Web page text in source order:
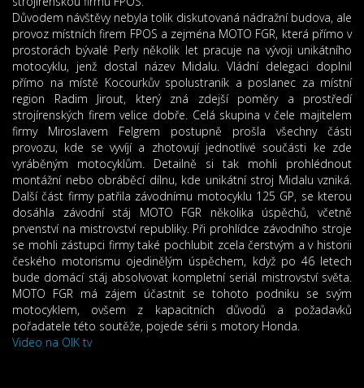
Důvodem návštěvy nebyla tolik diskutovaná nádražní budova, ale
provoz místních firem FPOS a zejména MOTO FGR, která přímo v
prostorách bývalé Perly několik let pracuje na vývoji unikátního
motocyklu, jenž dostal název Midalu. Vládní delegaci doplnil
přímo na místě Kocourkův spolustraník a poslanec za místní
region Radim Jirout, který zná zdejší poměry a prostředí
strojírenských firem velice dobře. Celá skupina v čele majitelem
firmy Miroslavem Felgrem postupně prošla všechny části
provozu, kde se vyvíjí a zhotovují jednotlivé součásti ke zde
vyráběným motocyklům. Detailně si tak mohli prohlédnout
montážní nebo obráběcí dílnu, kde unikátní stroj Midalu vzniká.
Další část firmy patřila závodnímu motocyklu 125 GP, se kterou
dosáhla závodní stáj MOTO FGR několika úspěchů, včetně
prvenství na mistrovství republiky. Při prohlídce závodního stroje
se mohli zástupci firmy také pochlubit zcela čerstvým a v historii
českého motorismu ojedinělým úspěchem, když po 46 letech
bude domácí stáj absolvovat kompletní seriál mistrovství světa.
MOTO FGR má zájem účastnit se tohoto podniku se svým
motocyklem, ovšem z kapacitních důvodů a požadavků
pořadatele této soutěže, pojede sérii s motory Honda.
Video na OIK tv